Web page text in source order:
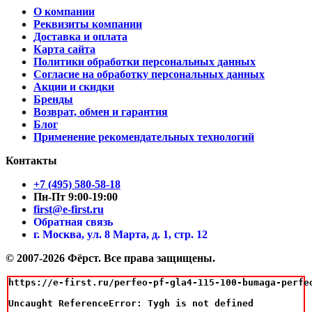
О компании
Реквизиты компании
Доставка и оплата
Карта сайта
Политики обработки персональных данных
Согласие на обработку персональных данных
Акции и скидки
Бренды
Возврат, обмен и гарантия
Блог
Применение рекомендательных технологий
Контакты
+7 (495) 580-58-18
Пн-Пт 9:00-19:00
first@e-first.ru
Обратная связь
г. Москва, ул. 8 Марта, д. 1, стр. 12
© 2007-2026 Фёрст. Все права защищены.
https://e-first.ru/perfeo-pf-gla4-115-100-bumaga-perfeo-
Uncaught ReferenceError: Tygh is not defined